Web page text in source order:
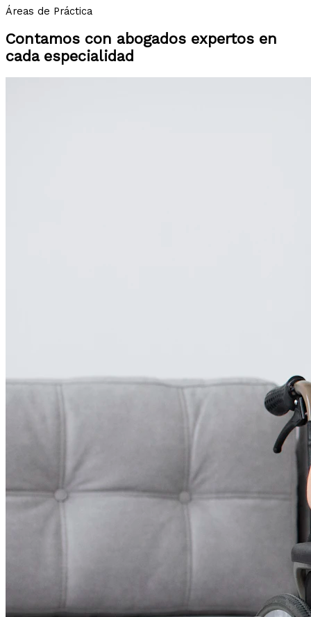
Áreas de Práctica
Contamos con abogados expertos en
cada especialidad